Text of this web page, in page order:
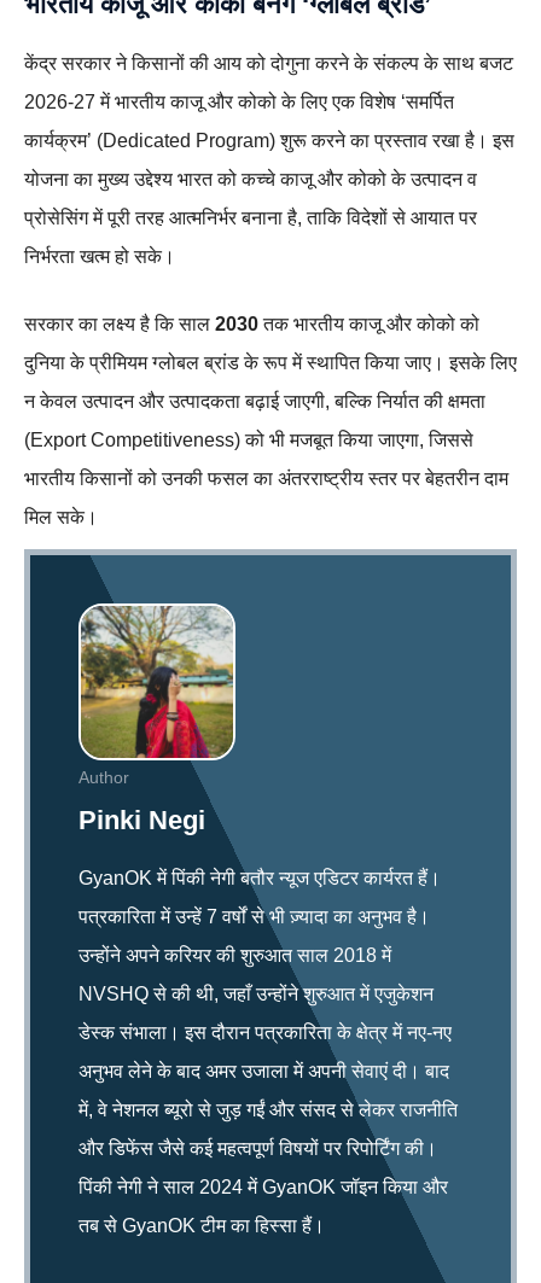
केंद्र सरकार ने किसानों की आय को दोगुना करने के संकल्प के साथ बजट
2026-27 में भारतीय काजू और कोको के लिए एक विशेष ‘समर्पित
कार्यक्रम’ (Dedicated Program) शुरू करने का प्रस्ताव रखा है। इस
योजना का मुख्य उद्देश्य भारत को कच्चे काजू और कोको के उत्पादन व
प्रोसेसिंग में पूरी तरह आत्मनिर्भर बनाना है, ताकि विदेशों से आयात पर
निर्भरता खत्म हो सके।
सरकार का लक्ष्य है कि साल 2030तक भारतीय काजू और कोको को
दुनिया के प्रीमियम ग्लोबल ब्रांड के रूप में स्थापित किया जाए। इसके लिए
न केवल उत्पादन और उत्पादकता बढ़ाई जाएगी, बल्कि निर्यात की क्षमता
(Export Competitiveness) को भी मजबूत किया जाएगा, जिससे
भारतीय किसानों को उनकी फसल का अंतरराष्ट्रीय स्तर पर बेहतरीन दाम
मिल सके।
Author
Pinki Negi
GyanOK में पिंकी नेगी बतौर न्यूज एडिटर कार्यरत हैं।
पत्रकारिता में उन्हें 7 वर्षों से भी ज़्यादा का अनुभव है।
उन्होंने अपने करियर की शुरुआत साल 2018 में
NVSHQ से की थी, जहाँ उन्होंने शुरुआत में एजुकेशन
डेस्क संभाला। इस दौरान पत्रकारिता के क्षेत्र में नए-नए
अनुभव लेने के बाद अमर उजाला में अपनी सेवाएं दी। बाद
में, वे नेशनल ब्यूरो से जुड़ गईं और संसद से लेकर राजनीति
और डिफेंस जैसे कई महत्वपूर्ण विषयों पर रिपोर्टिंग की।
पिंकी नेगी ने साल 2024 में GyanOK जॉइन किया और
तब से GyanOK टीम का हिस्सा हैं।